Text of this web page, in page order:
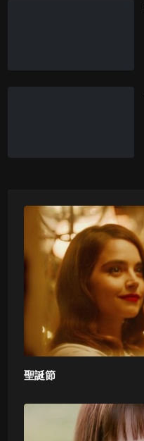
聖誕節